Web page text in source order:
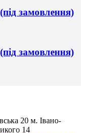
замовлення)
замовлення)
20 м. Івано-
14